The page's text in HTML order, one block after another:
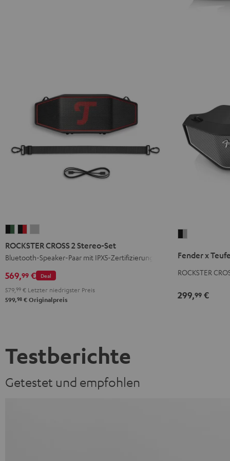
CROSS
Set
Black
&
CROSS
Set
Black
&
CROSS
2
Set
Light
Gray
ROCKSTER CROSS 2 Stereo-Set
Bluetooth-Speaker-Paar mit IPX5-Zertifizierung
Deal
569,99 €
579, 99 € Letzter niedrigster Preis
599,98 € Originalpreis
Teufel
ROCKSTER
2
Fender x
ROCKSTER
299,99 €
Testberichte
Getestet und empfohlen